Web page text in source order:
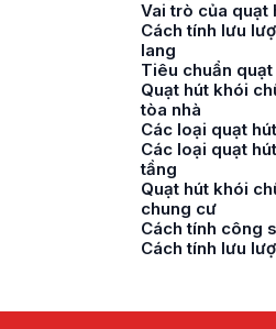
Vai trò của quạt
Cách tính lưu
lang
Tiêu chuẩn
Quạt hút khói
tòa nhà
Các loại quạt
Các loại quạt
tầng
Quạt hút khói
chung cư
Cách tính công
Cách tính lưu